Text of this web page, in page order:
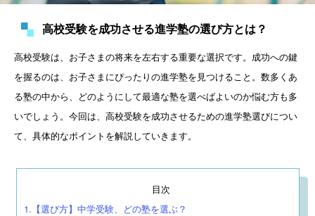
高校受験を成功させる進学塾の選び方とは？
高校受験は、お子さまの将来を左右する重要な選択です。成功への鍵
を握るのは、お子さまにぴったりの進学塾を見つけること。数多くあ
る塾の中から、どのようにして最適な塾を選べばよいのか悩む方も多
いでしょう。今回は、高校受験を成功させるための進学塾選びについ
て、具体的なポイントを解説していきます。
目次
1.【選び方】中学受験、どの塾を選ぶ？